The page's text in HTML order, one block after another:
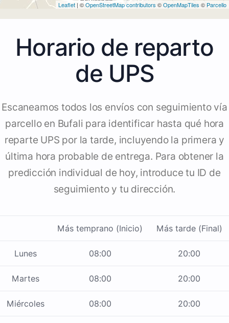
Leaflet | ©OpenStreetMap contributors ©OpenMapTiles © Parcello
Horario de reparto
de UPS
Escaneamos todos los envíos con seguimiento vía
parcello en Bufali para identificar hasta qué hora
reparte UPS por la tarde, incluyendo la primera y
última hora probable de entrega. Para obtener la
predicción individual de hoy, introduce tu ID de
seguimiento y tu dirección.
Más temprano (Inicio) Más tarde (Final)
Lunes 08:00 20:00
Martes 08:00 20:00
Miércoles 08:00 20:00